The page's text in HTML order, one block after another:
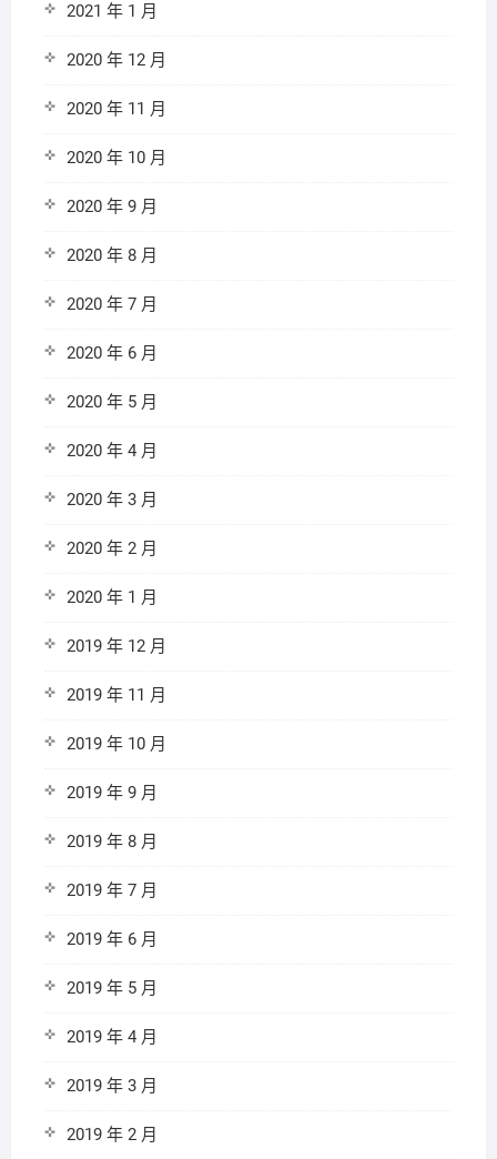
2021 年 1 月
2020 年 12 月
2020 年 11 月
2020 年 10 月
2020 年 9 月
2020 年 8 月
2020 年 7 月
2020 年 6 月
2020 年 5 月
2020 年 4 月
2020 年 3 月
2020 年 2 月
2020 年 1 月
2019 年 12 月
2019 年 11 月
2019 年 10 月
2019 年 9 月
2019 年 8 月
2019 年 7 月
2019 年 6 月
2019 年 5 月
2019 年 4 月
2019 年 3 月
2019 年 2 月